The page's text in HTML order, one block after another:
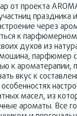
от проекта
праздника
через
к
духов из
парфюмер
к ароматерапии,
вкус к
масел, из
ароматы. Все